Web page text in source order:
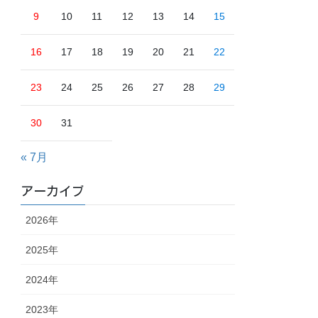
9 10 11 12 13 14 15
16 17 18 19 20 21 22
23 24 25 26 27 28 29
30 31
« 7月
アーカイブ
2026年
2025年
2024年
2023年